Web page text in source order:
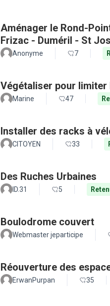
Aménager le Rond-
Frizac - Duméril - St
Anonyme 7
Végétaliser pour
Marine 47
Installer des racks à
CITOYEN 33
Des Ruches Urbaines
ID.31 5
Boulodrome couvert
Webmaster jeparticipe
Réouverture des
ErwanPurpan 35